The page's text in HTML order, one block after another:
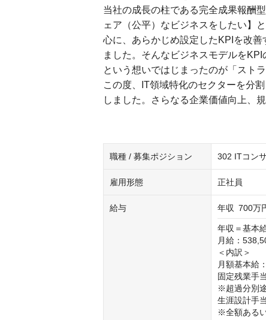
当社の成長の柱である完全成果報酬
ェア（公平）なビジネスをしたい】
心に、あらかじめ設定したKPIを改
ました。そんなビジネスモデルを
という想いではじまったのが「スト
この度、IT領域特化のセクターを分
しました。さらなる企業価値向上、
職種 / 募集ポジション 302 ITコン
雇用形態 正社員
給与 年収 700万
年収＝基本
月給：
＜内訳＞
月額基本給
固定残業手
※超過分別
生涯設計手
※全額ある